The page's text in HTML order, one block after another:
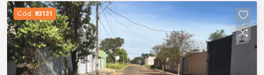
estratégica do bairro Segismundo Pereira, os
terrenos estão próximos a comércios e serviços
essenciais com fácil acesso às principais vias
da cidade. Destaques do imóvel: 02 terrenos de
gaveta; Área total de 720 m²; Terrenos totalmente
Cód. 83131